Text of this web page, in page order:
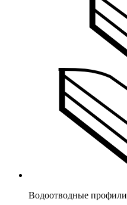
Водоотводные профили